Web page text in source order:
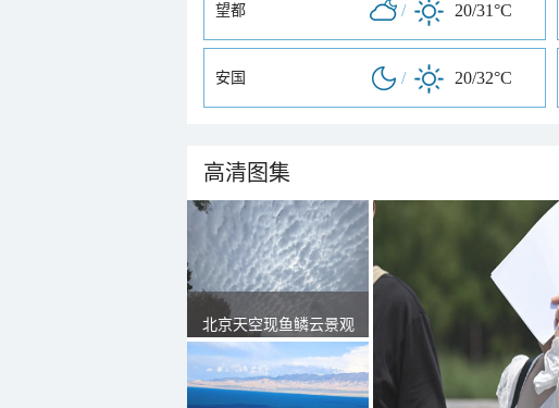
望都 / 20/31°C
安国 / 20/32°C
高清图集
北京天空现鱼鳞云景观